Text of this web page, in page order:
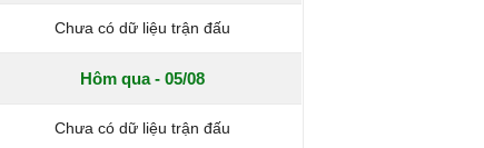
Chưa có dữ liệu trận đấu
Hôm qua - 05/08
Chưa có dữ liệu trận đấu